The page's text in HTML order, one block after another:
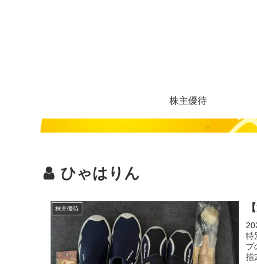
株主優待
ひゃはりん
株主優待
特
プ
指